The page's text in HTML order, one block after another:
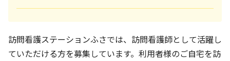
訪問看護ステーションふさでは、訪問看護師として活躍し
ていただける方を募集しています。利用者様のご自宅を訪